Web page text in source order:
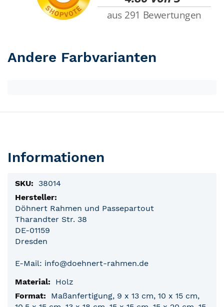
Andere Farbvarianten
Informationen
Produktinformationen
38014
Döhnert Rahmen und Passepartout
Tharandter Str. 38
DE-01159
Dresden
E-Mail: info@doehnert-rahmen.de
Holz
Maßanfertigung, 9 x 13 cm, 10 x 15 cm,